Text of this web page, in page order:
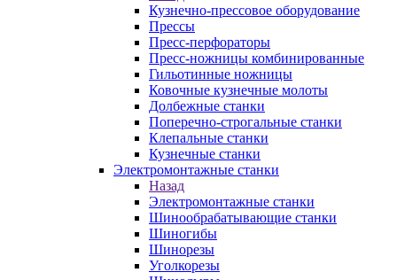
Кузнечно-прессовое оборудование
Прессы
Пресс-перфораторы
Пресс-ножницы комбинированные
Гильотинные ножницы
Ковочные кузнечные молоты
Долбежные станки
Поперечно-строгальные станки
Клепальные станки
Кузнечные станки
Электромонтажные станки
Назад
Электромонтажные станки
Шинообрабатывающие станки
Шиногибы
Шинорезы
Уголкорезы